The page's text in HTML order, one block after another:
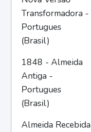
Transformadora -
Portugues
(Brasil)
1848 - Almeida
Antiga -
Portugues
(Brasil)
Almeida Recebida